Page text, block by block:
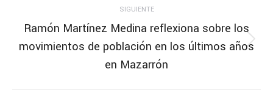
SIGUIENTE
Publicación
siguiente:
Ramón Martínez Medina reflexiona sobre los
movimientos de población en los últimos años
en Mazarrón